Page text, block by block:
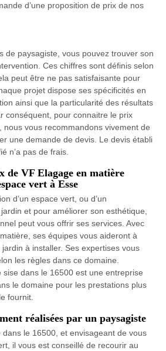
d’une proposition de prix de nos
de paysagiste, vous pouvez trouver son
Ces chiffres sont définis selon
peut être ne pas satisfaisante pour
projet dispose ses spécificités en
ainsi que la particularité des résultats
conséquent, pour connaitre le prix
nous vous recommandons vivement de
une demande de devis. Le devis établi
n’a pas de frais.
de VF Elagage en matière
vert à Esse
d’un espace vert, ou d’un
et pour améliorer son esthétique,
peut vous offrir ses services. Avec
ses équipes vous aideront à
à installer. Ses expertises vous
les règles dans ce domaine.
sise dans le 16500 est une entreprise
le domaine pour les prestations plus
fournit.
réalisées par un paysagiste
dans le 16500, et envisageant de vous
il vous est conseillé de recourir au